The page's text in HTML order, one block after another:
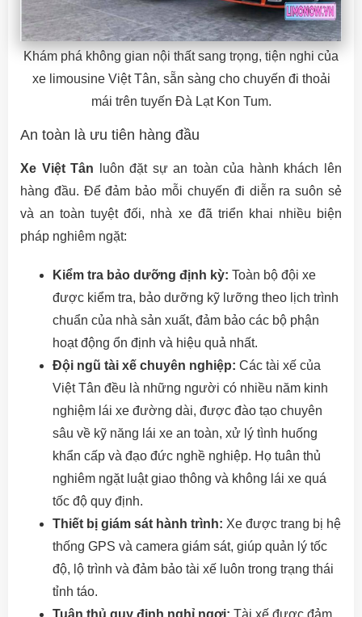
Khám phá không gian nội thất sang trọng, tiện nghi của
xe limousine Việt Tân, sẵn sàng cho chuyến đi thoải
mái trên tuyến Đà Lạt Kon Tum.
An toàn là ưu tiên hàng đầu
Xe Việt Tân luôn đặt sự an toàn của hành khách lên
hàng đầu. Để đảm bảo mỗi chuyến đi diễn ra suôn sẻ
và an toàn tuyệt đối, nhà xe đã triển khai nhiều biện
pháp nghiêm ngặt:
Kiểm tra bảo dưỡng định kỳ: Toàn bộ đội xe
được kiểm tra, bảo dưỡng kỹ lưỡng theo lịch trình
chuẩn của nhà sản xuất, đảm bảo các bộ phận
hoạt động ổn định và hiệu quả nhất.
Đội ngũ tài xế chuyên nghiệp: Các tài xế của
Việt Tân đều là những người có nhiều năm kinh
nghiệm lái xe đường dài, được đào tạo chuyên
sâu về kỹ năng lái xe an toàn, xử lý tình huống
khẩn cấp và đạo đức nghề nghiệp. Họ tuân thủ
nghiêm ngặt luật giao thông và không lái xe quá
tốc độ quy định.
Thiết bị giám sát hành trình: Xe được trang bị hệ
thống GPS và camera giám sát, giúp quản lý tốc
độ, lộ trình và đảm bảo tài xế luôn trong trạng thái
tỉnh táo.
Tuân thủ quy định nghỉ ngơi: Tài xế được đảm